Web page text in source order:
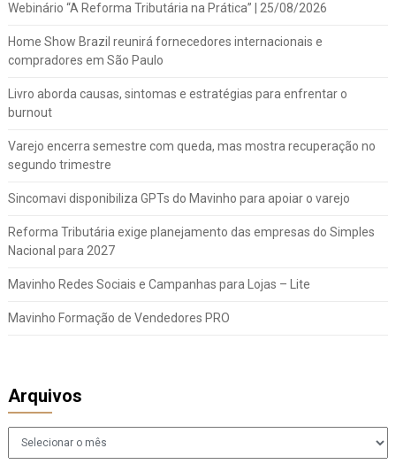
Webinário “A Reforma Tributária na Prática” | 25/08/2026
Home Show Brazil reunirá fornecedores internacionais e
compradores em São Paulo
Livro aborda causas, sintomas e estratégias para enfrentar o
burnout
Varejo encerra semestre com queda, mas mostra recuperação no
segundo trimestre
Sincomavi disponibiliza GPTs do Mavinho para apoiar o varejo
Reforma Tributária exige planejamento das empresas do Simples
Nacional para 2027
Mavinho Redes Sociais e Campanhas para Lojas – Lite
Mavinho Formação de Vendedores PRO
Arquivos
Arquivos